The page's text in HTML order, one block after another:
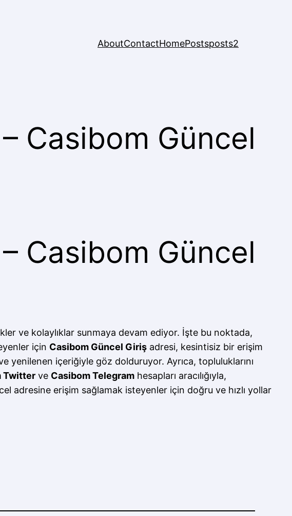
AboutContactHomePostsposts2
Casibom Güncel
Casibom Güncel
ve kolaylıklar sunmaya devam ediyor. İşte bu noktada,
için Casibom Güncel Giriş adresi, kesintisiz bir erişim
yenilenen içeriğiyle göz dolduruyor. Ayrıca, topluluklarını
Twitter ve Casibom Telegram hesapları aracılığıyla,
adresine erişim sağlamak isteyenler için doğru ve hızlı yollar